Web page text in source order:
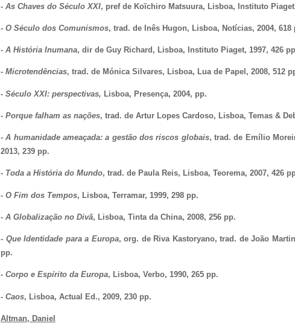
- As Chaves do Século XXI, pref de Koïchiro Matsuura, Lisboa, Instituto
- O Século dos Comunismos, trad. de Inês Hugon, Lisboa, Notícias, 2004, 618
- A História Inumana, dir de Guy Richard, Lisboa, Instituto Piaget, 1997, 426
- Microtendências, trad. de Mónica Silvares, Lisboa, Lua de Papel, 2008, 512
- Século XXI: perspectivas, Lisboa, Presença, 2004, pp.
- Porque falham as nações, trad. de Artur Lopes Cardoso, Lisboa, Temas &
-A humanidade ameaçada: a gestão dos riscos globais, trad. de Emílio
2013, 239 pp.
- Toda a História do Mundo, trad. de Paula Reis, Lisboa, Teorema, 2007, 426
- O Fim dos Tempos, Lisboa, Terramar, 1999, 298 pp.
- A Globalização no Divã, Lisboa, Tinta da China, 2008, 256 pp.
- Que Identidade para a Europa, org. de Riva Kastoryano, trad. de João
pp.
- Corpo e Espírito da Europa, Lisboa, Verbo, 1990, 265 pp.
- Caos, Lisboa, Actual Ed., 2009, 230 pp.
Altman, Daniel